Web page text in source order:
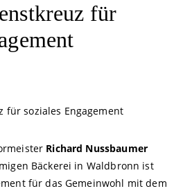
für
Richard Nussbaumer
Bäckerei in Waldbronn ist
für das Gemeinwohl mit dem